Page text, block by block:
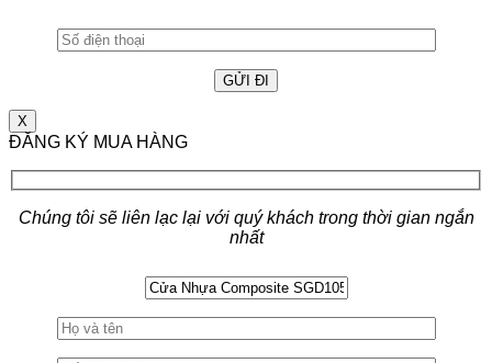
X
ĐĂNG KÝ MUA HÀNG
Chúng tôi sẽ liên lạc lại với quý khách trong thời gian ngắn
nhất